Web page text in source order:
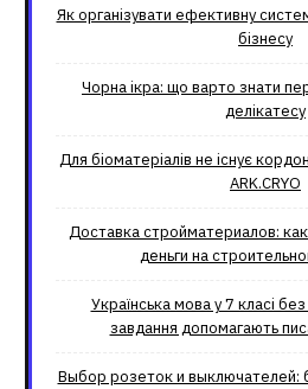
Як організувати ефективну
бізнесу
Чорна ікра: що варто знати
делікатесу
Для біоматеріалів не існує
ARK.CRYO
Доставка стройматериалов:
деньги на
Українська мова у 7 класі
завдання допомагають
Выбор розеток и выключателей: